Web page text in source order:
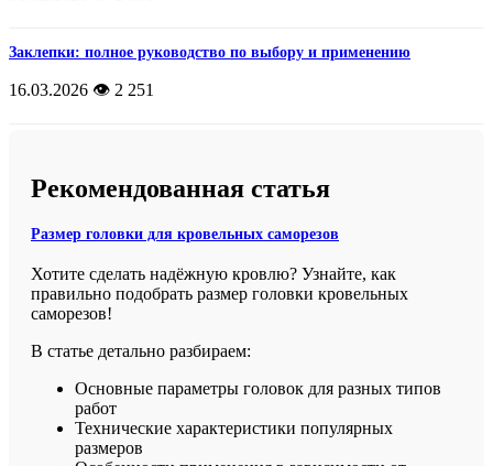
Заклепки: полное руководство по выбору и применению
16.03.2026 👁️ 2 251
Рекомендованная статья
Размер головки для кровельных саморезов
Хотите сделать надёжную кровлю? Узнайте, как
правильно подобрать размер головки кровельных
саморезов!
В статье детально разбираем:
Основные параметры головок для разных типов
работ
Технические характеристики популярных
размеров